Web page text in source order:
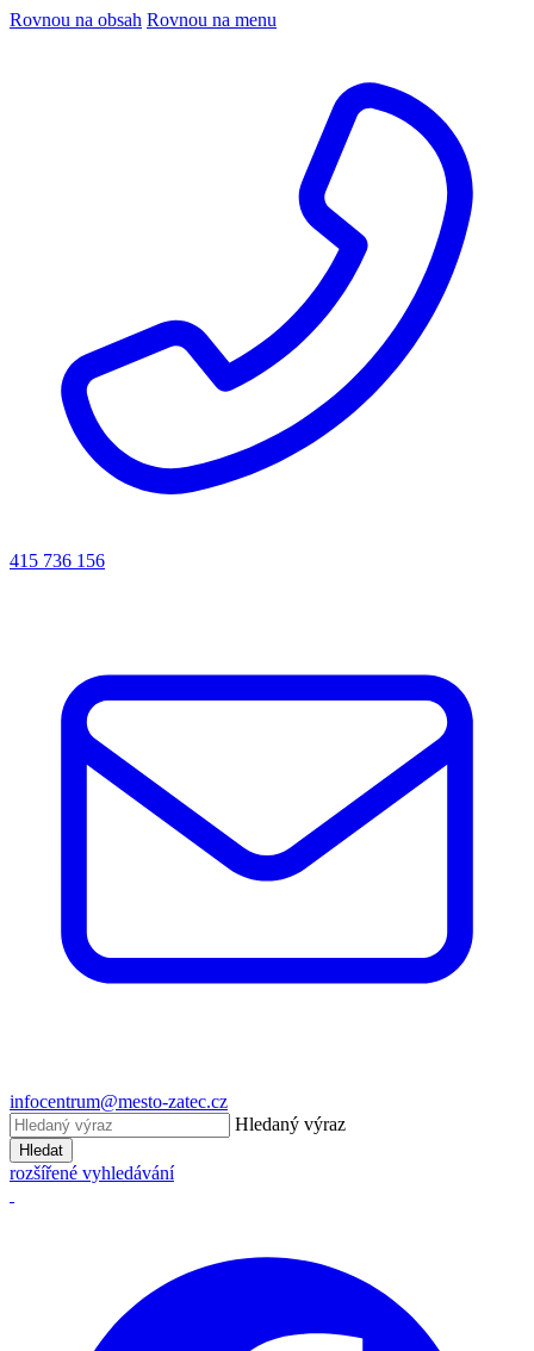
Rovnou na obsah Rovnou na menu
415 736 156
infocentrum@mesto-zatec.cz
Hledaný výraz
Hledat
rozšířené vyhledávání